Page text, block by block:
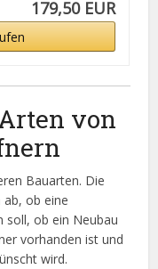
179,50 EUR
von
Bauarten. Die
ob eine
soll, ob ein Neubau
vorhanden ist und
wird.